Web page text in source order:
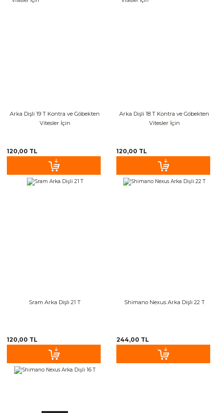
Arka Dişli 19 T Kontra ve Göbekten
Vitesler İçin
120,00 TL
Arka Dişli 18 T Kontra ve Göbekten
Vitesler İçin
120,00 TL
Sram Arka Dişli 21 T
120,00 TL
Shimano Nexus Arka Dişli 22 T
244,00 TL